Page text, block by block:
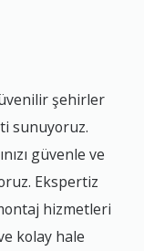
şehirler
sunuyoruz.
güvenle ve
Ekspertiz
hizmetleri
kolay hale